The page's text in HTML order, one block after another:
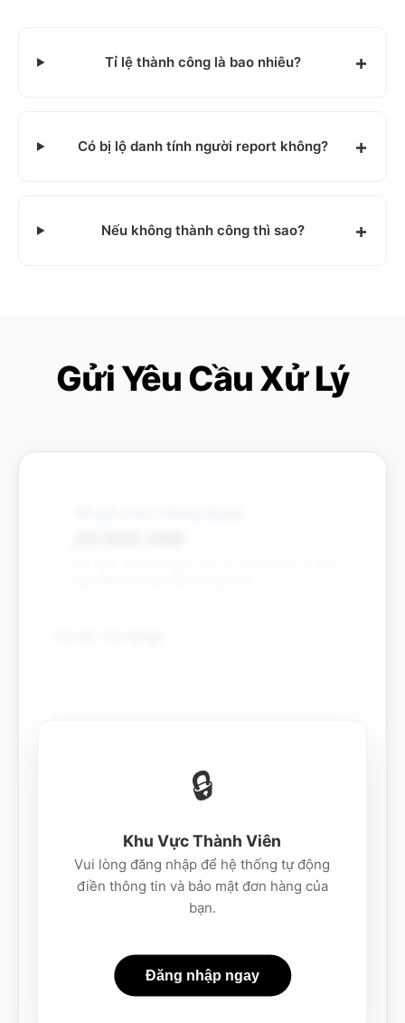
Tỉ lệ thành công là bao nhiêu?
Có bị lộ danh tính người report không?
Nếu không thành công thì sao?
Gửi Yêu Cầu Xử Lý
🔒
Khu Vực Thành Viên
Vui lòng đăng nhập để hệ thống tự động
điền thông tin và bảo mật đơn hàng của
bạn.
Đăng nhập ngay
Email liên hệ (Tự động)
Link Threads cần xử lý *